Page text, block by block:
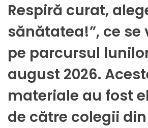
Respiră curat,
sănătatea!”, ce se
pe parcursul
august 2026.
materiale au fost
de către colegii din